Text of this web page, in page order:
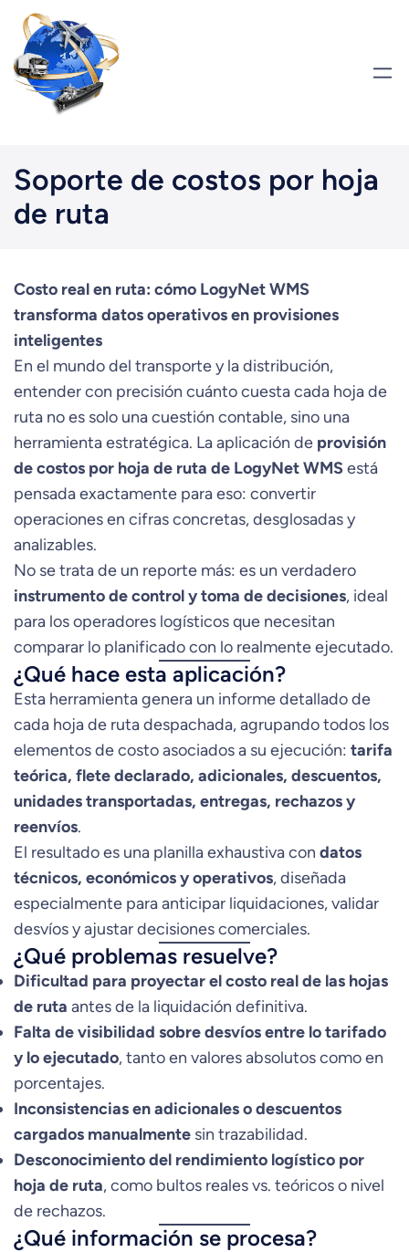
Saltar
contenido
Soporte de costos por hoja
de ruta
Costo real en ruta: cómo LogyNet WMS
transforma datos operativos en provisiones
inteligentes
En el mundo del transporte y la distribución,
entender con precisión cuánto cuesta cada hoja de
ruta no es solo una cuestión contable, sino una
herramienta estratégica. La aplicación de provisión
de costos por hoja de ruta de LogyNet WMSestá
pensada exactamente para eso: convertir
operaciones en cifras concretas, desglosadas y
analizables.
No se trata de un reporte más: es un verdadero
instrumento de control y toma de decisiones, ideal
para los operadores logísticos que necesitan
comparar lo planificado con lo realmente ejecutado.
¿Qué hace esta aplicación?
Esta herramienta genera un informe detallado de
cada hoja de ruta despachada, agrupando todos los
elementos de costo asociados a su ejecución: tarifa
teórica, flete declarado, adicionales, descuentos,
unidades transportadas, entregas, rechazos y
reenvíos.
El resultado es una planilla exhaustiva con datos
técnicos, económicos y operativos, diseñada
especialmente para anticipar liquidaciones, validar
desvíos y ajustar decisiones comerciales.
¿Qué problemas resuelve?
Dificultad para proyectar el costo real de las hojas
de ruta antes de la liquidación definitiva.
Falta de visibilidad sobre desvíos entre lo tarifado
y lo ejecutado, tanto en valores absolutos como en
porcentajes.
Inconsistencias en adicionales o descuentos
cargados manualmente sin trazabilidad.
Desconocimiento del rendimiento logístico por
hoja de ruta, como bultos reales vs. teóricos o nivel
de rechazos.
¿Qué información se procesa?